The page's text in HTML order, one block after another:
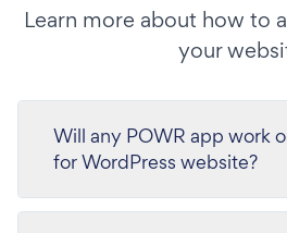
Learn more about how to
your
Will any POWR app work
for WordPress website?